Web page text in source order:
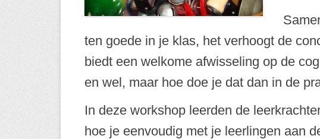
ten goede in je klas, het verhoogt de
biedt een welkome afwisseling op de
en wel, maar hoe doe je dat dan in de
In deze workshop leerden de
hoe je eenvoudig met je leerlingen aan